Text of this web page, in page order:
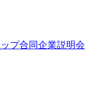
プ合同企業説明会